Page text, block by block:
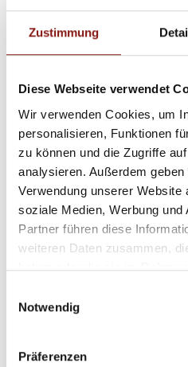
Zustimmung
Diese Webseite verwendet
Wir verwenden Cookies, um
personalisieren, Funktionen
zu können und die Zugriffe
analysieren. Außerdem
Verwendung unserer Website
soziale Medien, Werbung
Partner führen diese
weiteren Daten zusammen,
haben oder die sie im
Notwendig
Präferenzen
Thyrnau
Baugrundstück(e) im
Wohngrundstück
2.500 m²